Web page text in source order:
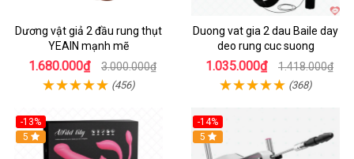
Dương vật giả 2 đầu rung thụt
YEAIN mạnh mẽ
1.680.000₫ 3.000.000₫
(456)
Duong vat gia 2 dau Baile day
deo rung cuc suong
1.035.000₫ 1.418.000₫
(368)
-13%
Hot
5
-14%
Hot
5